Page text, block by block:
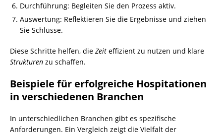
Durchführung: Begleiten Sie den Prozess aktiv.
Auswertung: Reflektieren Sie die Ergebnisse und ziehen
Sie Schlüsse.
Diese Schritte helfen, die Zeit effizient zu nutzen und klare
Strukturen zu schaffen.
Beispiele für erfolgreiche Hospitationen
in verschiedenen Branchen
In unterschiedlichen Branchen gibt es spezifische
Anforderungen. Ein Vergleich zeigt die Vielfalt der